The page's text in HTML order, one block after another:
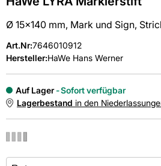
Ø 15x140 mm, Mark und Sign,
Art.Nr:7646010912
Hersteller:HaWe Hans Werner
Auf Lager
Sofort verfügbar
Lagerbestand in den